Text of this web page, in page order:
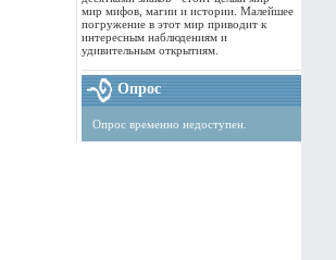
мир мифов, магии и истории. Малейшее
погружение в этот мир приводит к
интересным наблюдениям и
удивительным открытиям.
Опрос
Опрос временно недоступен.